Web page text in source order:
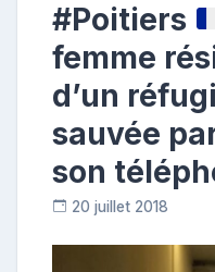
#Poitiers
femme
d’un
sauvée
son
20 juillet 2018